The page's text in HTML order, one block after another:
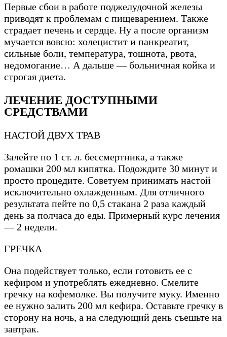
Первые сбои в работе поджелудочной железы
приводят к проблемам с пищеварением. Также
страдает печень и сердце. Ну а после организм
мучается вовсю: холецистит и панкреатит,
сильные боли, температура, тошнота, рвота,
недомогание… А дальше — больничная койка и
строгая диета.
ЛЕЧЕНИЕ ДОСТУПНЫМИ
СРЕДСТВАМИ
НАСТОЙ ДВУХ ТРАВ
Залейте по 1 ст. л. бессмертника, а также
ромашки 200 мл кипятка. Подождите 30 минут и
просто процедите. Советуем принимать настой
исключительно охлажденным. Для отличного
результата пейте по 0,5 стакана 2 раза каждый
день за полчаса до еды. Примерный курс лечения
— 2 недели.
ГРЕЧКА
Она подействует только, если готовить ее с
кефиром и употреблять ежедневно. Смелите
гречку на кофемолке. Вы получите муку. Именно
ее нужно залить 200 мл кефира. Оставьте гречку в
сторону на ночь, а на следующий день съешьте на
завтрак.